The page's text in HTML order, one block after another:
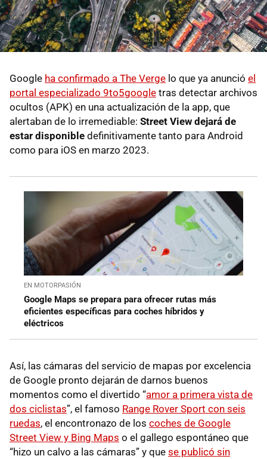
Google ha confirmado a The Verge lo que ya anunció el
portal especializado 9to5google tras detectar archivos
ocultos (APK) en una actualización de la app, que
alertaban de lo irremediable: Street View dejará de
estar disponible definitivamente tanto para Android
como para iOS en marzo 2023.
EN MOTORPASIÓN
Google Maps se prepara para ofrecer rutas más
eficientes específicas para coches híbridos y
eléctricos
Así, las cámaras del servicio de mapas por excelencia
de Google pronto dejarán de darnos buenos
momentos como el divertido “amor a primera vista de
dos ciclistas”, el famoso Range Rover Sport con seis
ruedas, el encontronazo de los coches de Google
Street View y Bing Maps o el gallego espontáneo que
“hizo un calvo a las cámaras” y que se publicó sin